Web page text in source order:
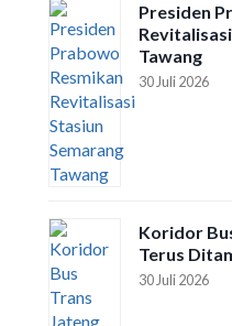
Presiden
Tawang
30 Juli 2026
Koridor
Terus
30 Juli 2026